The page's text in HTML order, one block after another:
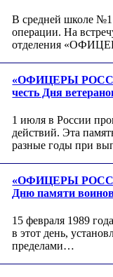
В средней школе
операции. На
отделения
«ОФИЦЕРЫ
честь Дня
1 июля в России
действий. Эта
разные годы при
«ОФИЦЕРЫ
Дню памяти
15 февраля 1989
в этот день,
пределами…